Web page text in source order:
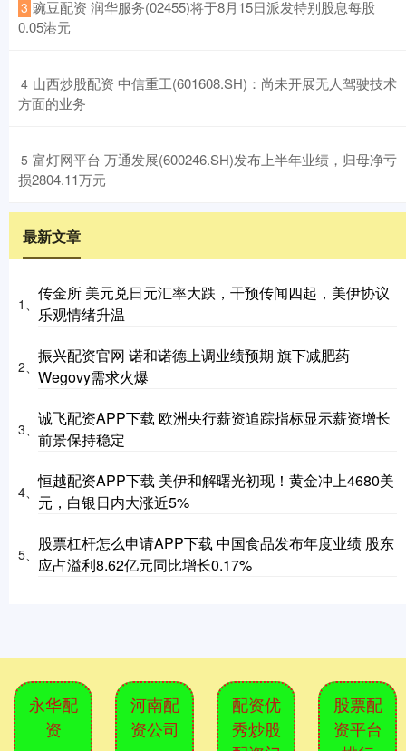
3 ​豌豆配资 润华服务(02455)将于8月15日派发特别股息每股
0.05港元
4 ​山西炒股配资 中信重工(601608.SH)：尚未开展无人驾驶技术
方面的业务
5 ​富灯网平台 万通发展(600246.SH)发布上半年业绩，归母净亏
损2804.11万元
最新文章
1、
传金所 美元兑日元汇率大跌，干预传闻四起，美伊协议
乐观情绪升温
2、
振兴配资官网 诺和诺德上调业绩预期 旗下减肥药
Wegovy需求火爆
3、
诚飞配资APP下载 欧洲央行薪资追踪指标显示薪资增长
前景保持稳定
4、
恒越配资APP下载 美伊和解曙光初现！黄金冲上4680美
元，白银日内大涨近5%
5、
股票杠杆怎么申请APP下载 中国食品发布年度业绩 股东
应占溢利8.62亿元同比增长0.17%
永华配
资
河南配
资公司
配资优
秀炒股
股票配
资平台